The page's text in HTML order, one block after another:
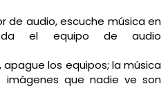
de audio, escuche música en
el equipo de audio
apague los equipos; la música
que nadie ve son